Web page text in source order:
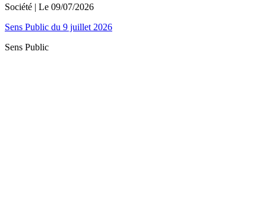
Société | Le 09/07/2026
Sens Public du 9 juillet 2026
Sens Public